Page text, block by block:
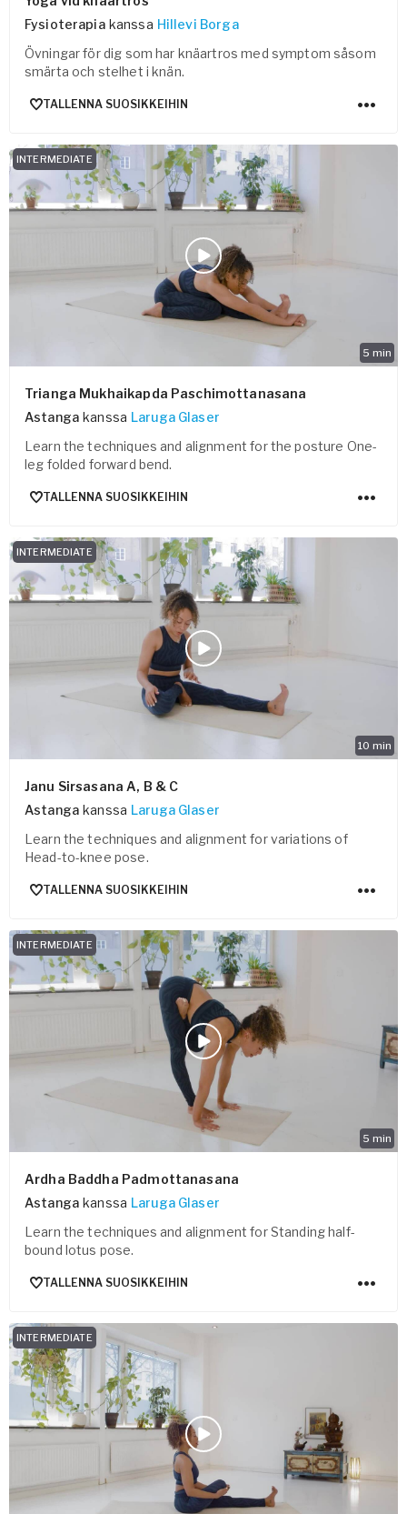
Fysioterapia kanssa Hillevi Borga
Övningar för dig som har knäartros med symptom såsom
smärta och stelhet i knän.
TALLENNA SUOSIKKEIHIN
5 min
INTERMEDIATE
Trianga Mukhaikapda Paschimottanasana
Astanga kanssa Laruga Glaser
Learn the techniques and alignment for the posture One-
leg folded forward bend.
TALLENNA SUOSIKKEIHIN
10 min
INTERMEDIATE
Janu Sirsasana A, B & C
Astanga kanssa Laruga Glaser
Learn the techniques and alignment for variations of
Head-to-knee pose.
TALLENNA SUOSIKKEIHIN
5 min
INTERMEDIATE
Ardha Baddha Padmottanasana
Astanga kanssa Laruga Glaser
Learn the techniques and alignment for Standing half-
bound lotus pose.
TALLENNA SUOSIKKEIHIN
INTERMEDIATE